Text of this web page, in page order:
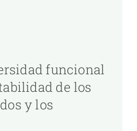
funcional
de los
y los